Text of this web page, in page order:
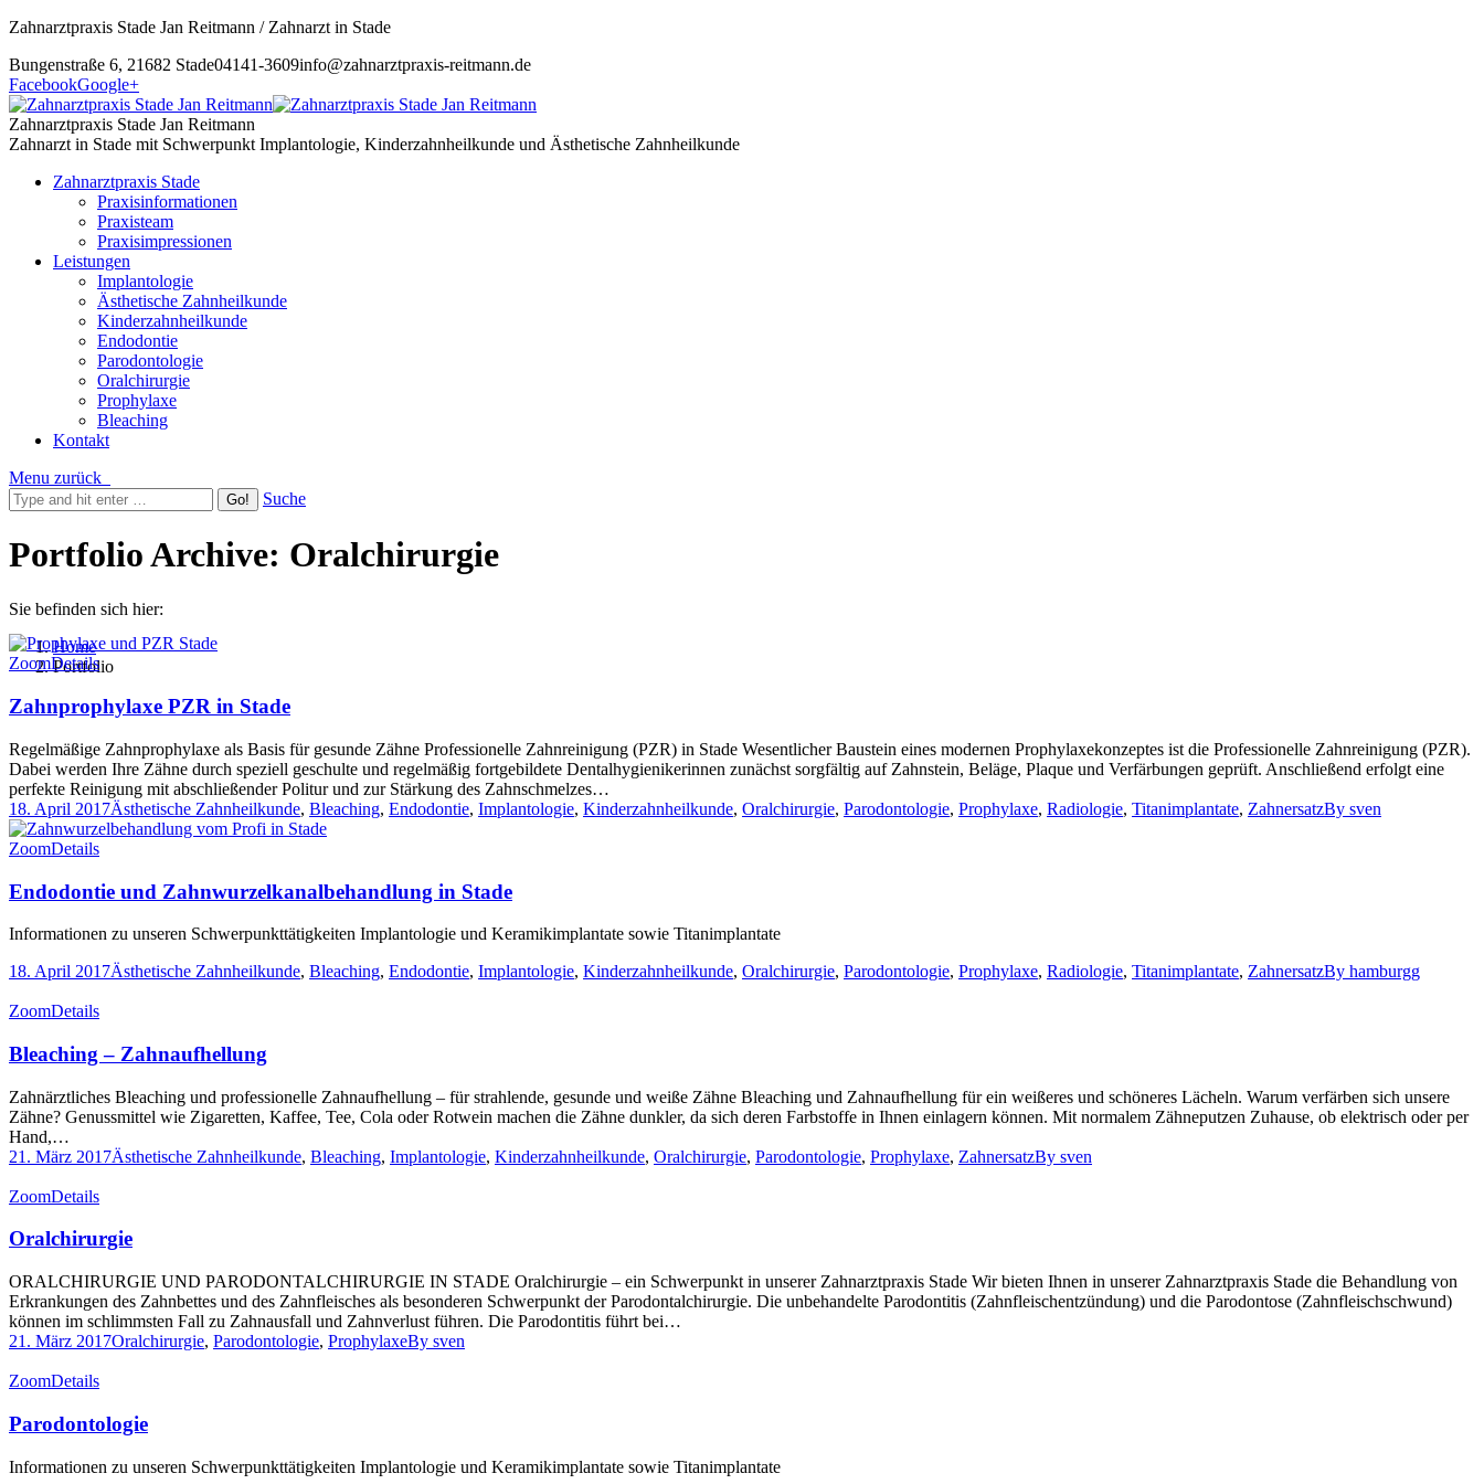
Zahnarztpraxis Stade Jan Reitmann / Zahnarzt in Stade
Bungenstraße 6, 21682 Stade04141-3609info@zahnarztpraxis-reitmann.de
FacebookGoogle+
Zahnarztpraxis Stade Jan Reitmann
Zahnarzt in Stade mit Schwerpunkt Implantologie, Kinderzahnheilkunde und Ästhetische Zahnheilkunde
Zahnarztpraxis Stade
Praxisinformationen
Praxisteam
Praxisimpressionen
Leistungen
Implantologie
Ästhetische Zahnheilkunde
Kinderzahnheilkunde
Endodontie
Parodontologie
Oralchirurgie
Prophylaxe
Bleaching
Kontakt
Menu zurück
Suche
Portfolio Archive: Oralchirurgie
Sie befinden sich hier:
Home
Portfolio
ZoomDetails
Zahnprophylaxe PZR in Stade
Regelmäßige Zahnprophylaxe als Basis für gesunde Zähne Professionelle Zahnreinigung (PZR) in Stade Wesentlicher Baustein eines modernen Prophylaxekonzeptes ist die Professionelle Zahnreinigung (PZR).
Dabei werden Ihre Zähne durch speziell geschulte und regelmäßig fortgebildete Dentalhygienikerinnen zunächst sorgfältig auf Zahnstein, Beläge, Plaque und Verfärbungen geprüft. Anschließend erfolgt eine
perfekte Reinigung mit abschließender Politur und zur Stärkung des Zahnschmelzes…
18. April 2017Ästhetische Zahnheilkunde, Bleaching, Endodontie, Implantologie, Kinderzahnheilkunde, Oralchirurgie, Parodontologie, Prophylaxe, Radiologie, Titanimplantate, ZahnersatzBy sven
ZoomDetails
Endodontie und Zahnwurzelkanalbehandlung in Stade
Informationen zu unseren Schwerpunkttätigkeiten Implantologie und Keramikimplantate sowie Titanimplantate
18. April 2017Ästhetische Zahnheilkunde, Bleaching, Endodontie, Implantologie, Kinderzahnheilkunde, Oralchirurgie, Parodontologie, Prophylaxe, Radiologie, Titanimplantate, ZahnersatzBy hamburgg
ZoomDetails
Bleaching – Zahnaufhellung
Zahnärztliches Bleaching und professionelle Zahnaufhellung – für strahlende, gesunde und weiße Zähne Bleaching und Zahnaufhellung für ein weißeres und schöneres Lächeln. Warum verfärben sich unsere
Zähne? Genussmittel wie Zigaretten, Kaffee, Tee, Cola oder Rotwein machen die Zähne dunkler, da sich deren Farbstoffe in Ihnen einlagern können. Mit normalem Zähneputzen Zuhause, ob elektrisch oder per
Hand,…
21. März 2017Ästhetische Zahnheilkunde, Bleaching, Implantologie, Kinderzahnheilkunde, Oralchirurgie, Parodontologie, Prophylaxe, ZahnersatzBy sven
ZoomDetails
Oralchirurgie
ORALCHIRURGIE UND PARODONTALCHIRURGIE IN STADE Oralchirurgie – ein Schwerpunkt in unserer Zahnarztpraxis Stade Wir bieten Ihnen in unserer Zahnarztpraxis Stade die Behandlung von
Erkrankungen des Zahnbettes und des Zahnfleisches als besonderen Schwerpunkt der Parodontalchirurgie. Die unbehandelte Parodontitis (Zahnfleischentzündung) und die Parodontose (Zahnfleischschwund)
können im schlimmsten Fall zu Zahnausfall und Zahnverlust führen. Die Parodontitis führt bei…
21. März 2017Oralchirurgie, Parodontologie, ProphylaxeBy sven
ZoomDetails
Parodontologie
Informationen zu unseren Schwerpunkttätigkeiten Implantologie und Keramikimplantate sowie Titanimplantate